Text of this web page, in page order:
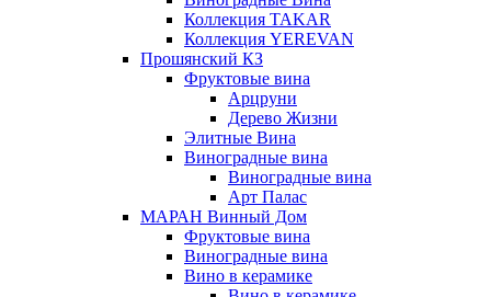
Коллекция TAKAR
Коллекция YEREVAN
Прошянский КЗ
Фруктовые вина
Арцруни
Дерево Жизни
Элитные Вина
Виноградные вина
Виноградные вина
Арт Палас
МАРАН Винный Дом
Фруктовые вина
Виноградные вина
Вино в керамике